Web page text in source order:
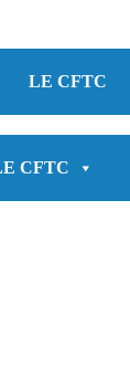
LE CFTC
CFTC